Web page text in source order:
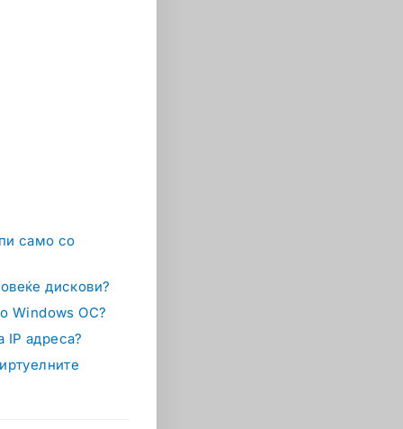
само со
дискови?
Windows ОС?
IP адреса?